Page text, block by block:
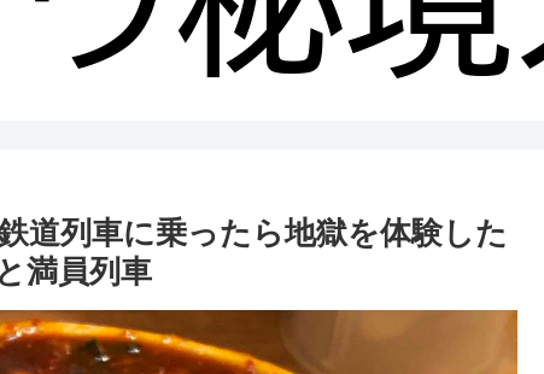
道列車に乗ったら地獄を体験した
満員列車